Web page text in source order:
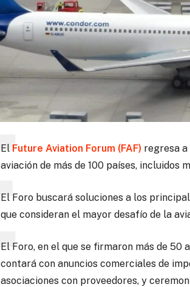
El Future Aviation Forum (FAF) regresa a
aviación de más de 100 países,
El Foro buscará soluciones a los
que consideran el mayor desafío de la
El Foro, en el que se firmaron más de 50
contará con anuncios comerciales de
asociaciones con proveedores, y